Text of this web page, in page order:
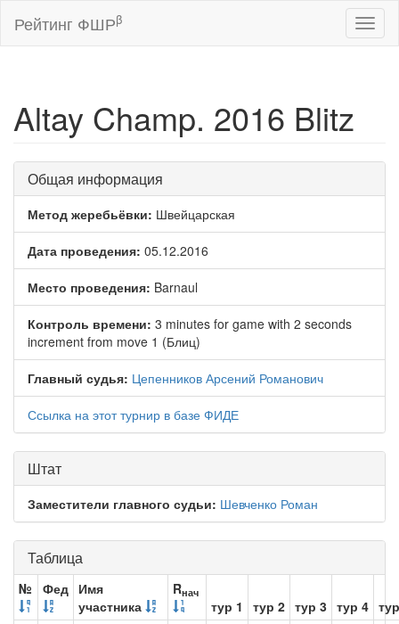
Рейтинг ФШРβ
Altay Champ. 2016 Blitz
Общая информация
Метод жеребьёвки: Швейцарская
Дата проведения: 05.12.2016
Место проведения: Barnaul
Контроль времени: 3 minutes for game with 2 seconds
increment from move 1 (Блиц)
Главный судья: Цепенников Арсений Романович
Ссылка на этот турнир в базе ФИДЕ
Штат
Заместители главного судьи: Шевченко Роман
Таблица
№ Фед Имя
участника
Rнач
тур 1 тур 2 тур 3 тур 4